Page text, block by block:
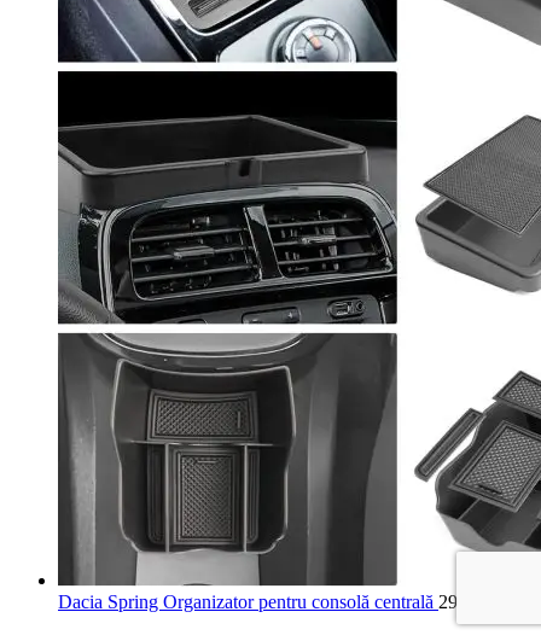
Dacia Spring Organizator pentru consolă centrală 293,99